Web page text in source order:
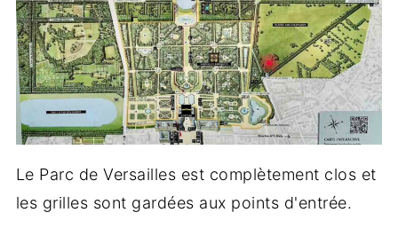
Le Parc de Versailles est complètement clos et
les grilles sont gardées aux points d'entrée.